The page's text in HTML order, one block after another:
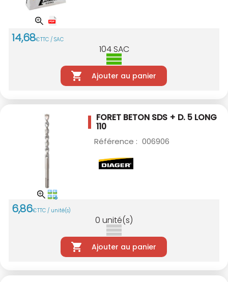
14,68€TTC / SAC
104 SAC
Ajouter au panier
FORET BETON SDS + D. 5 LONG
110
Référence : 006906
6,86€TTC / unité(s)
0 unité(s)
Ajouter au panier